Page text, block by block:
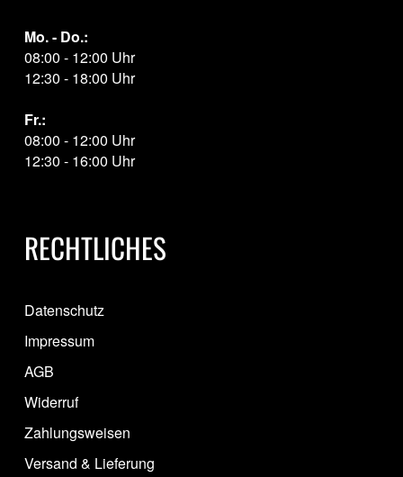
Mo. - Do.:
08:00 - 12:00 Uhr
12:30 - 18:00 Uhr
Fr.:
08:00 - 12:00 Uhr
12:30 - 16:00 Uhr
RECHTLICHES
Datenschutz
Impressum
AGB
Widerruf
Zahlungsweisen
Versand & Lieferung